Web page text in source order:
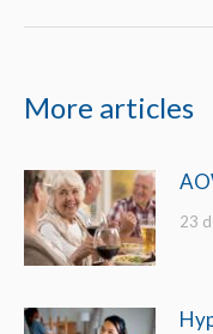
More articles
23